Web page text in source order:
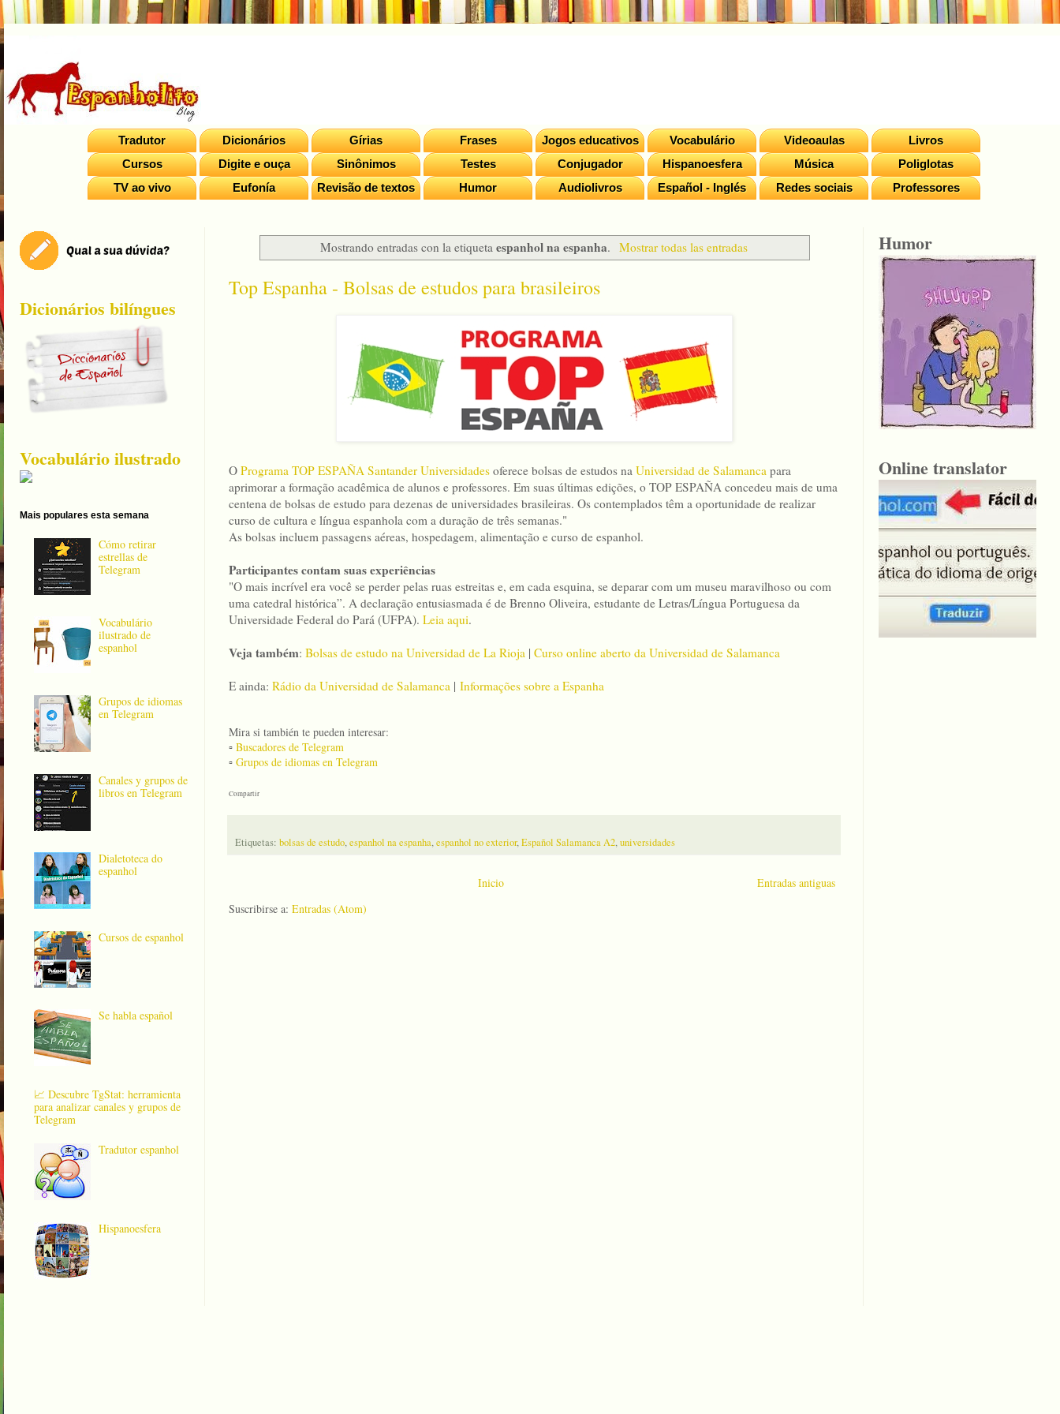
Tradutor Dicionários Gírias Frases Jogos educativos Vocabulário Videoaulas
Livros
Cursos
Digite e ouça Sinônimos Testes Conjugador Hispanoesfera Música
Poliglotas
TV ao vivo
Eufonía Revisão de textos Humor Audiolivros Español - Inglés Redes sociais Professores
Mostrando entradas con la etiquetaespanhol na espanha. Mostrar todas las entradas
Top Espanha - Bolsas de estudos para brasileiros
O Programa TOP ESPAÑA Santander Universidades oferece bolsas de estudos na Universidad de Salamanca para
aprimorar a formação acadêmica de alunos e professores. Em suas últimas edições, o TOP ESPAÑA concedeu mais de uma
centena de bolsas de estudo para dezenas de universidades brasileiras. Os contemplados têm a oportunidade de realizar
curso de cultura e língua espanhola com a duração de três semanas."
As bolsas incluem passagens aéreas, hospedagem, alimentação e curso de espanhol.
Participantes contam suas experiências
"O mais incrível era você se perder pelas ruas estreitas e, em cada esquina, se deparar com um museu maravilhoso ou com
uma catedral histórica”. A declaração entusiasmada é de Brenno Oliveira, estudante de Letras/Língua Portuguesa da
Universidade Federal do Pará (UFPA). Leia aqui.
Veja também: Bolsas de estudo na Universidad de La Rioja | Curso online aberto da Universidad de Salamanca
E ainda: Rádio da Universidad de Salamanca | Informações sobre a Espanha
Mira si también te pueden interesar:
▫️ Buscadores de Telegram
▫️ Grupos de idiomas en Telegram
Compartir
Etiquetas: bolsas de estudo,espanhol na espanha,espanhol no exterior,Español Salamanca A2,universidades
Entradas antiguas
Inicio
Suscribirse a: Entradas (Atom)
Dicionários bilíngues
Vocabulário ilustrado
Mais populares esta semana
Cómo retirar
estrellas de
Telegram
Vocabulário
ilustrado de
espanhol
Grupos de idiomas
en Telegram
Canales y grupos de
libros en Telegram
Dialetoteca do
espanhol
Cursos de espanhol
Se habla español
📈 Descubre TgStat: herramienta
para analizar canales y grupos de
Telegram
Tradutor espanhol
Hispanoesfera
Humor
Online translator